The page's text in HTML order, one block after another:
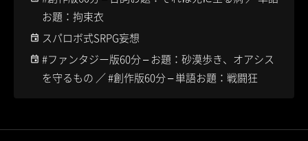
お題：拘束衣
スパロボ式SRPG妄想
#ファンタジー版60分 – お題：砂漠歩き、オアシス
を守るもの ／ #創作版60分 – 単語お題：戦闘狂